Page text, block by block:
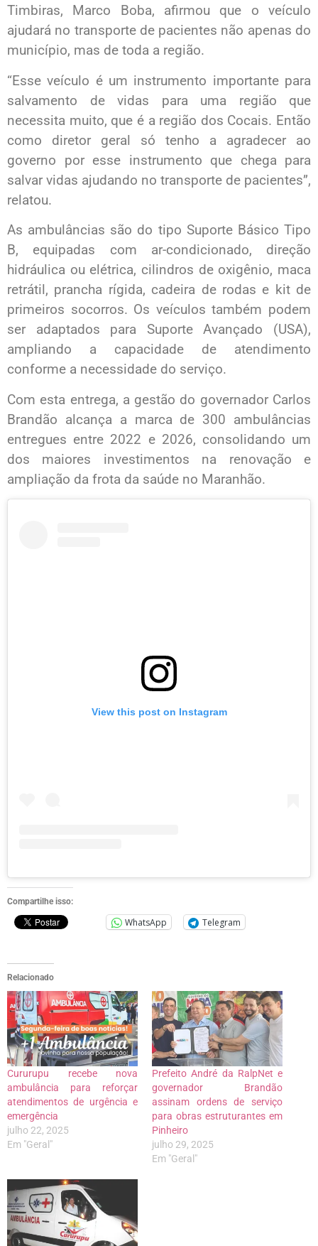
Timbiras, Marco Boba, afirmou que o veículo
ajudará no transporte de pacientes não apenas do
município, mas de toda a região.
“Esse veículo é um instrumento importante para
salvamento de vidas para uma região que
necessita muito, que é a região dos Cocais. Então
como diretor geral só tenho a agradecer ao
governo por esse instrumento que chega para
salvar vidas ajudando no transporte de pacientes”,
relatou.
As ambulâncias são do tipo Suporte Básico Tipo
B, equipadas com ar-condicionado, direção
hidráulica ou elétrica, cilindros de oxigênio, maca
retrátil, prancha rígida, cadeira de rodas e kit de
primeiros socorros. Os veículos também podem
ser adaptados para Suporte Avançado (USA),
ampliando a capacidade de atendimento
conforme a necessidade do serviço.
Com esta entrega, a gestão do governador Carlos
Brandão alcança a marca de 300 ambulâncias
entregues entre 2022 e 2026, consolidando um
dos maiores investimentos na renovação e
ampliação da frota da saúde no Maranhão.
View this post on Instagram
Compartilhe isso:
WhatsApp Telegram
Relacionado
Cururupu recebe nova
ambulância para reforçar
atendimentos de urgência e
emergência
julho 22, 2025
Em "Geral"
Prefeito André da RalpNet e
governador Brandão
assinam ordens de serviço
para obras estruturantes em
Pinheiro
julho 29, 2025
Em "Geral"